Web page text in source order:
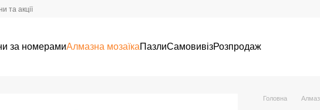
та акції
за номерамиАлмазна мозаїкаПазлиСамовивізРозпродаж
Головна